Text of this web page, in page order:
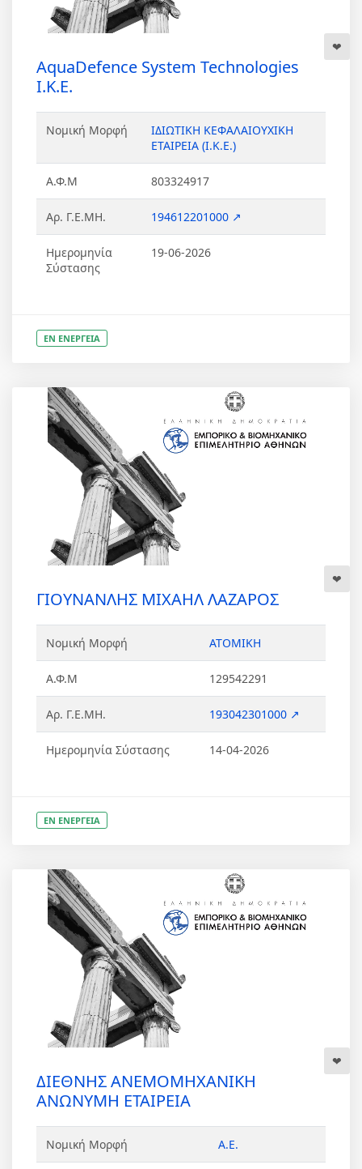
AquaDefence System Technologies
Ι.Κ.Ε.
Νομική Μορφή
ΙΔΙΩΤΙΚΗ ΚΕΦΑΛΑΙΟΥΧΙΚΗ
ΕΤΑΙΡΕΙΑ (Ι.Κ.Ε.)
Α.Φ.Μ 803324917
Αρ. Γ.Ε.ΜΗ. 194612201000 ↗
Ημερομηνία
Σύστασης
19-06-2026
ΕΝ ΕΝΕΡΓΕΙΑ
ΓΙΟΥΝΑΝΛΗΣ ΜΙΧΑΗΛ ΛΑΖΑΡΟΣ
Νομική Μορφή ΑΤΟΜΙΚΗ
Α.Φ.Μ 129542291
Αρ. Γ.Ε.ΜΗ. 193042301000 ↗
Ημερομηνία Σύστασης 14-04-2026
ΕΝ ΕΝΕΡΓΕΙΑ
ΔΙΕΘΝΗΣ ΑΝΕΜΟΜΗΧΑΝΙΚΗ
ΑΝΩΝΥΜΗ ΕΤΑΙΡΕΙΑ
Νομική Μορφή Α.Ε.